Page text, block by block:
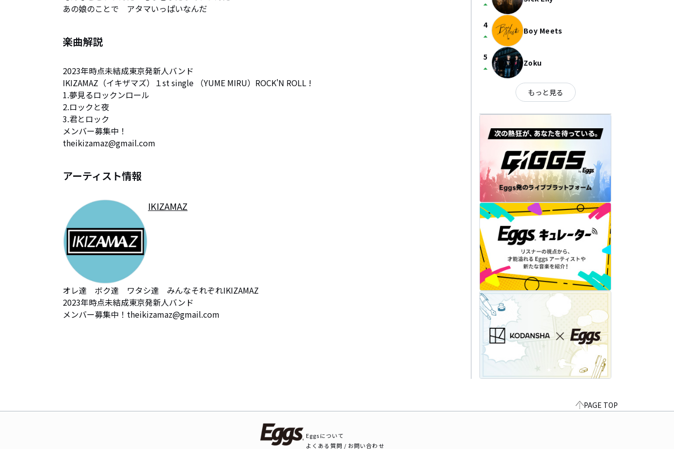
あの娘のことで　アタマいっぱいなんだ
楽曲解説
2023年時点未結成東京発新人バンド
IKIZAMAZ（イキザマズ）１st single （YUME MIRU）ROCK'N ROLL !
1.夢見るロックンロール
2.ロックと夜
3.君とロック
メンバー募集中！
theikizamaz@gmail.com
アーティスト情報
IKIZAMAZ
オレ達　ボク達　ワタシ達　みんなそれぞれIKIZAMAZ
2023年時点未結成東京発新人バンド
メンバー募集中！theikizamaz@gmail.com
arrow_drop_up
4
arrow_drop_up Boy Meets
5
arrow_drop_up Zoku
もっと見る
PAGE TOP
Eggsについて
よくある質問 / お問い合わせ